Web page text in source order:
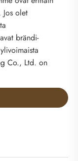
Jos olet
brändi-
Co., Ltd. on